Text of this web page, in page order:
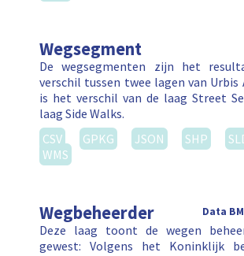
Wegsegment
De wegsegmenten zijn het
verschil tussen twee lagen van Urbis
is het verschil van de laag Street
laag Side Walks.
CSV
GPKG JSON SHP
WMS
Wegbeheerder Data BM
Deze laag toont de wegen
gewest: Volgens het Koninklijk